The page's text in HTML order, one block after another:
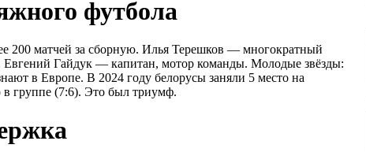
футбола
200 матчей за сборную. Илья Терешков — многократный
Гайдук — капитан, мотор команды. Молодые звёзды:
в Европе. В 2024 году белорусы заняли 5 место на
группе (7:6). Это был триумф.